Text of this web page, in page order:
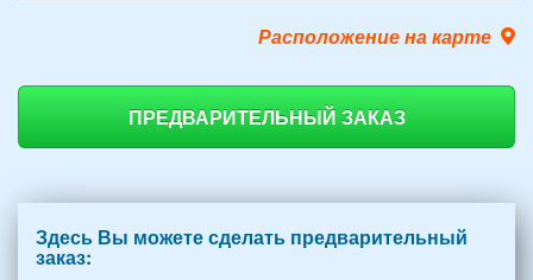
Расположение на карте
ПРЕДВАРИТЕЛЬНЫЙ ЗАКАЗ
Здесь Вы можете сделать предварительный
заказ: